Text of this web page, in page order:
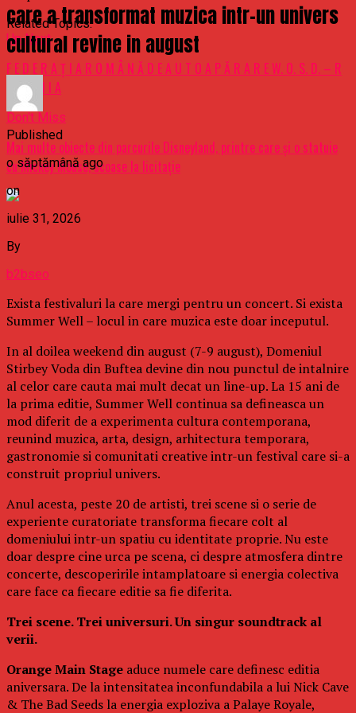
Related Topics:
Up Next
F E D E R A Ț I A R O M Â N Ă D E A U T O A P Ă R A R E W. O. S. D. – R
O M Ȃ N I A
Don't Miss
Mai multe obiecte din parcurile Disneyland, printre care şi o statuie
cu Mickey Mouse, scoase la licitaţie
care a transformat muzica intr-un univers
cultural revine in august
Published
o săptămână ago
on
iulie 31, 2026
By
b2bseo
Exista festivaluri la care mergi pentru un concert. Si exista
Summer Well – locul in care muzica este doar inceputul.
In al doilea weekend din august (7-9 august), Domeniul
Stirbey Voda din Buftea devine din nou punctul de intalnire
al celor care cauta mai mult decat un line-up. La 15 ani de
la prima editie, Summer Well continua sa defineasca un
mod diferit de a experimenta cultura contemporana,
reunind muzica, arta, design, arhitectura temporara,
gastronomie si comunitati creative intr-un festival care si-a
construit propriul univers.
Anul acesta, peste 20 de artisti, trei scene si o serie de
experiente curatoriate transforma fiecare colt al
domeniului intr-un spatiu cu identitate proprie. Nu este
doar despre cine urca pe scena, ci despre atmosfera dintre
concerte, descoperirile intamplatoare si energia colectiva
care face ca fiecare editie sa fie diferita.
Trei scene. Trei universuri. Un singur soundtrack al
verii.
Orange Main Stage aduce numele care definesc editia
aniversara. De la intensitatea inconfundabila a lui Nick Cave
& The Bad Seeds la energia exploziva a Palaye Royale,